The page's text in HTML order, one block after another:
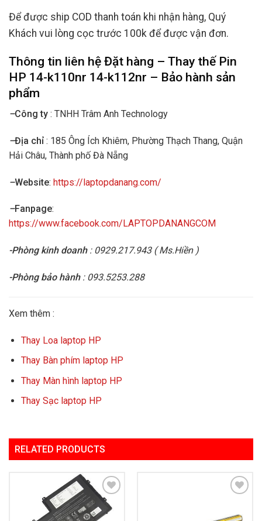
Để được ship COD thanh toán khi nhận hàng, Quý
Khách vui lòng cọc trước 100k để được vận đơn.
Thông tin liên hệ Đặt hàng – Thay thế Pin
HP 14-k110nr 14-k112nr – Bảo hành sản
phẩm
–Công ty : TNHH Trâm Anh Technology
–Địa chỉ : 185 Ông Ích Khiêm, Phường Thạch Thang, Quận
Hải Châu, Thành phố Đà Nẵng
–Website: https://laptopdanang.com/
–Fanpage:
https://www.facebook.com/LAPTOPDANANGCOM
-Phòng kinh doanh: 0929.217.943 ( Ms.Hiền )
-Phòng bảo hành: 093.5253.288
Xem thêm :
Thay Loa laptop HP
Thay Bàn phím laptop HP
Thay Màn hình laptop HP
Thay Sạc laptop HP
RELATED PRODUCTS
Add to
Wishlist